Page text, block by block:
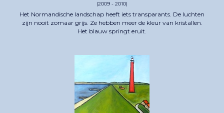
(2009 - 2010)
Het Normandische landschap heeft iets transparants. De luchten
zijn nooit zomaar grijs. Ze hebben meer de kleur van kristallen.
Het blauw springt eruit.